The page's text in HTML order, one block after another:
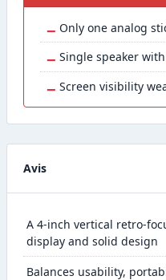
− Only one analog
− Single speaker
− Screen visibility
Avis
A 4-inch vertical retro-
display and solid design
Balances usability,